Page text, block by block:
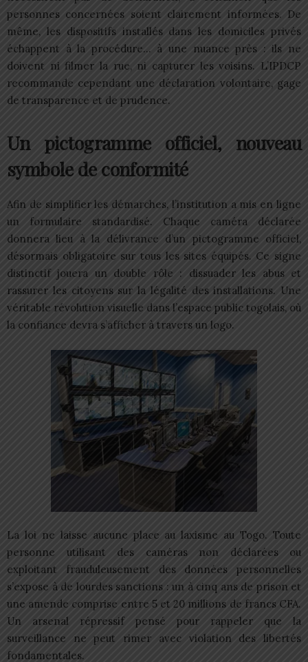
personnes concernées soient clairement informées. De
même, les dispositifs installés dans les domiciles privés
échappent à la procédure… à une nuance près : ils ne
doivent ni filmer la rue, ni capturer les voisins. L’IPDCP
recommande cependant une déclaration volontaire, gage
de transparence et de prudence.
Un pictogramme officiel, nouveau
symbole de conformité
Afin de simplifier les démarches, l’institution a mis en ligne
un formulaire standardisé. Chaque caméra déclarée
donnera lieu à la délivrance d’un pictogramme officiel,
désormais obligatoire sur tous les sites équipés. Ce signe
distinctif jouera un double rôle : dissuader les abus et
rassurer les citoyens sur la légalité des installations. Une
véritable révolution visuelle dans l’espace public togolais, où
la confiance devra s’afficher à travers un logo.
La loi ne laisse aucune place au laxisme au Togo. Toute
personne utilisant des caméras non déclarées ou
exploitant frauduleusement des données personnelles
s’expose à de lourdes sanctions : un à cinq ans de prison et
une amende comprise entre 5 et 20 millions de francs CFA.
Un arsenal répressif pensé pour rappeler que la
surveillance ne peut rimer avec violation des libertés
fondamentales.